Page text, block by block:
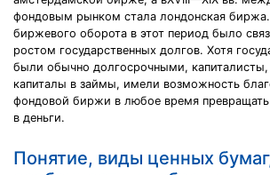
фондовым рынком стала лондонская биржа.
биржевого оборота в этот период было
ростом государственных долгов. Хотя
были обычно долгосрочными,
капиталы в займы, имели возможность
фондовой биржи в любое время
в деньги.
Понятие, виды ценных